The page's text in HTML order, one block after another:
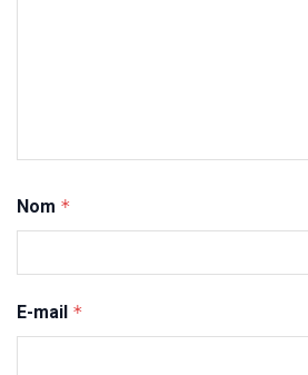
Nom *
E-mail *